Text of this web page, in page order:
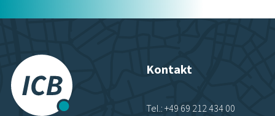
Kontakt
Tel.: +49 69 212 434 00